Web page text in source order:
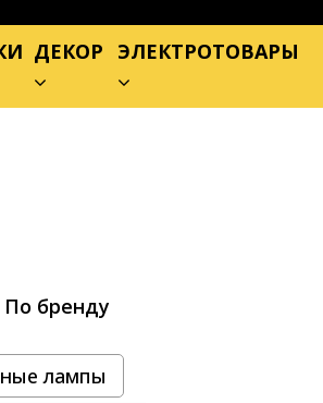
ДЕКОР ЭЛЕКТРОТОВАРЫ
По бренду
лампы